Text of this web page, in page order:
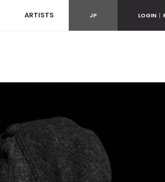
ARTISTS JP LOGIN |